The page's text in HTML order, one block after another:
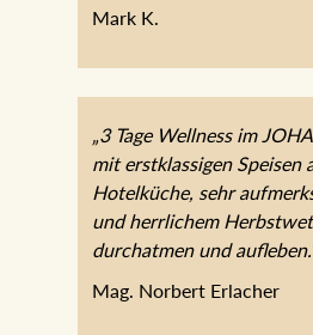
refreshed! I appreciate it.“
Mark K.
„3 Tage Wellness im
verbunden mit
der Hotelküche, sehr
ließen uns durchatmen